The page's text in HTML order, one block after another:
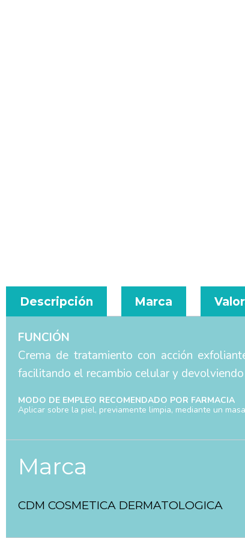
Descripción Marca
FUNCIÓN
Crema de tratamiento con acción
facilitando el recambio celular y
MODO DE EMPLEO RECOMENDADO POR FARMACIA
Aplicar sobre la piel, previamente limpia, mediante un
Marca
CDM COSMETICA DERMATOLOGICA